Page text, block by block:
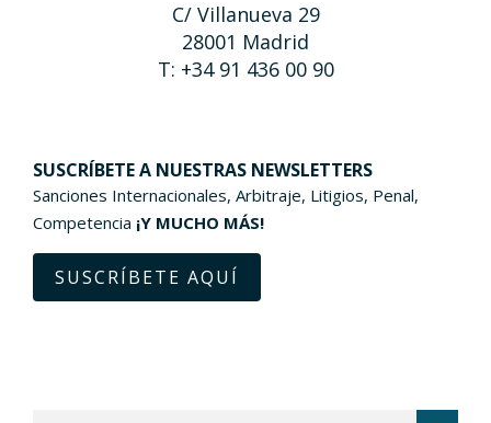
C/ Villanueva 29
28001 Madrid
T: +34 91 436 00 90
SUSCRÍBETE A NUESTRAS NEWSLETTERS
Sanciones Internacionales, Arbitraje, Litigios, Penal,
Competencia ¡Y MUCHO MÁS!
SUSCRÍBETE AQUÍ